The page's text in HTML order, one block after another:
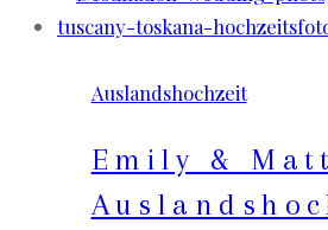
der
Auslandshochzeit
Emily &